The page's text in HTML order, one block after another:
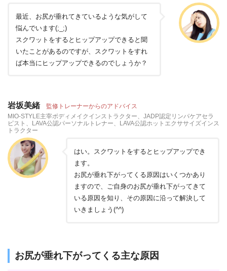
最近、お尻が垂れてきているような気がして
悩んでいます(;_;)
スクワットをするとヒップアップできると聞
いたことがあるのですが、スクワットをすれ
ば本当にヒップアップできるのでしょうか？
岩坂美緒 監修トレーナーからのアドバイス
MIO-STYLE主宰ボディメイクインストラクター、JADP認定リンパケアセラ
ピスト、LAVA公認パーソナルトレナー、LAVA公認ホットエクササイズインス
トラクター
はい。スクワットをするとヒップアップでき
ます。
お尻が垂れ下がってくる原因はいくつかあり
ますので、ご自身のお尻が垂れ下がってきて
いる原因を知り、その原因に沿って解決して
いきましょう(^^)
お尻が垂れ下がってくる主な原因